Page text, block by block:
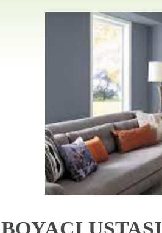
USTASI